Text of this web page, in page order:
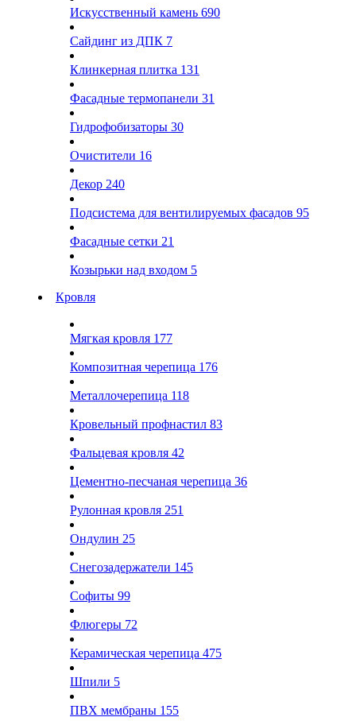
Искусственный камень 690
Сайдинг из ДПК 7
Клинкерная плитка 131
Фасадные термопанели 31
Гидрофобизаторы 30
Очистители 16
Декор 240
Подсистема для вентилируемых фасадов 95
Фасадные сетки 21
Козырьки над входом 5
Кровля
Мягкая кровля 177
Композитная черепица 176
Металлочерепица 118
Кровельный профнастил 83
Фальцевая кровля 42
Цементно-песчаная черепица 36
Рулонная кровля 251
Ондулин 25
Снегозадержатели 145
Софиты 99
Флюгеры 72
Керамическая черепица 475
Шпили 5
ПВХ мембраны 155